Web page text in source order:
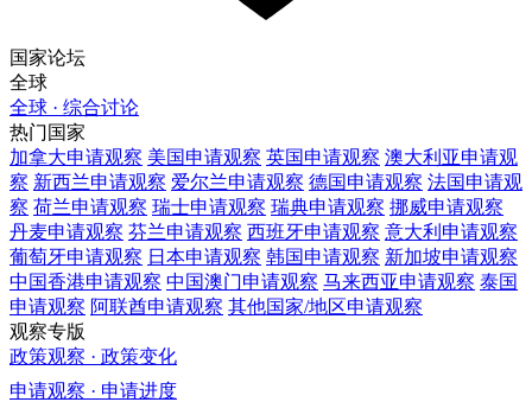
国家论坛
全球
全球 · 综合讨论
热门国家
加拿大申请观察 美国申请观察 英国申请观察 澳大利亚申请观
察 新西兰申请观察 爱尔兰申请观察 德国申请观察 法国申请观
察 荷兰申请观察 瑞士申请观察 瑞典申请观察 挪威申请观察
丹麦申请观察 芬兰申请观察 西班牙申请观察 意大利 申请观察
葡萄牙申请观察 日本申请观察 韩国申请观察 新加坡申请观察
中国香港申请观察 中国澳门申请观察 马来西亚申请观察 泰国
申请观察 阿联酋申请观察 其他国家/地区申请观察
观察专版
政策观察 · 政策变化
申请观察 · 申请进度